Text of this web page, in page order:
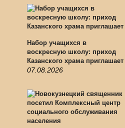
Набор учащихся в
воскресную школу: приход
Казанского храма приглашает
07.08.2026